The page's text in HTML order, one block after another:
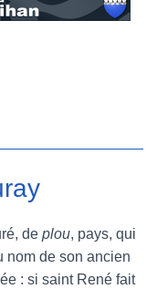
de plou, pays, qui
nom de son ancien
: si saint René fait